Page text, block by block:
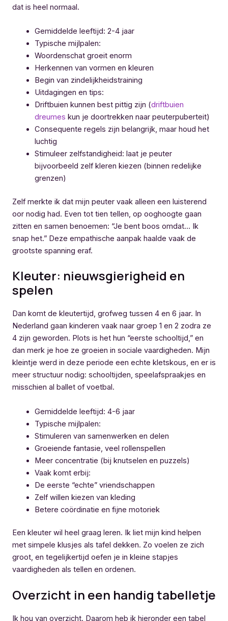
dat is heel normaal.
Gemiddelde leeftijd: 2-4 jaar
Typische mijlpalen:
Woordenschat groeit enorm
Herkennen van vormen en kleuren
Begin van zindelijkheidstraining
Uitdagingen en tips:
Driftbuien kunnen best pittig zijn (driftbuien
dreumes kun je doortrekken naar peuterpuberteit)
Consequente regels zijn belangrijk, maar houd het
luchtig
Stimuleer zelfstandigheid: laat je peuter
bijvoorbeeld zelf kleren kiezen (binnen redelijke
grenzen)
Zelf merkte ik dat mijn peuter vaak alleen een luisterend
oor nodig had. Even tot tien tellen, op ooghoogte gaan
zitten en samen benoemen: “Je bent boos omdat… Ik
snap het.” Deze empathische aanpak haalde vaak de
grootste spanning eraf.
Kleuter: nieuwsgierigheid en
spelen
Dan komt de kleutertijd, grofweg tussen 4 en 6 jaar. In
Nederland gaan kinderen vaak naar groep 1 en 2 zodra ze
4 zijn geworden. Plots is het hun “eerste schooltijd,” en
dan merk je hoe ze groeien in sociale vaardigheden. Mijn
kleintje werd in deze periode een echte kletskous, en er is
meer structuur nodig: schooltijden, speelafspraakjes en
misschien al ballet of voetbal.
Gemiddelde leeftijd: 4-6 jaar
Typische mijlpalen:
Stimuleren van samenwerken en delen
Groeiende fantasie, veel rollenspellen
Meer concentratie (bij knutselen en puzzels)
Vaak komt erbij:
De eerste “echte” vriendschappen
Zelf willen kiezen van kleding
Betere coördinatie en fijne motoriek
Een kleuter wil heel graag leren. Ik liet mijn kind helpen
met simpele klusjes als tafel dekken. Zo voelen ze zich
groot, en tegelijkertijd oefen je in kleine stapjes
vaardigheden als tellen en ordenen.
Overzicht in een handig tabelletje
Ik hou van overzicht. Daarom heb ik hieronder een tabel